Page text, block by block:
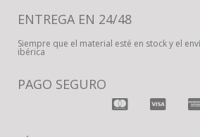
ENTREGA EN 24/48
Siempre que el material esté en stock y el
ibérica
PAGO SEGURO